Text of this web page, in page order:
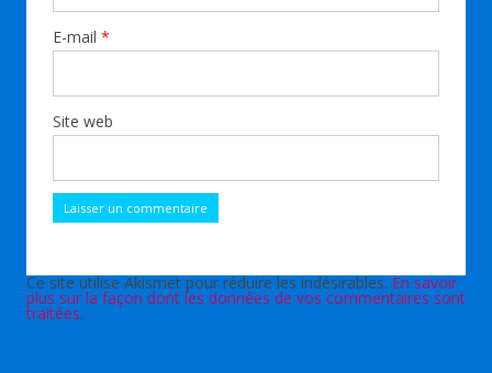
E-mail *
Site web
Ce site utilise Akismet pour réduire les indésirables.En savoir
plus sur la façon dont les données de vos commentaires sont
traitées.